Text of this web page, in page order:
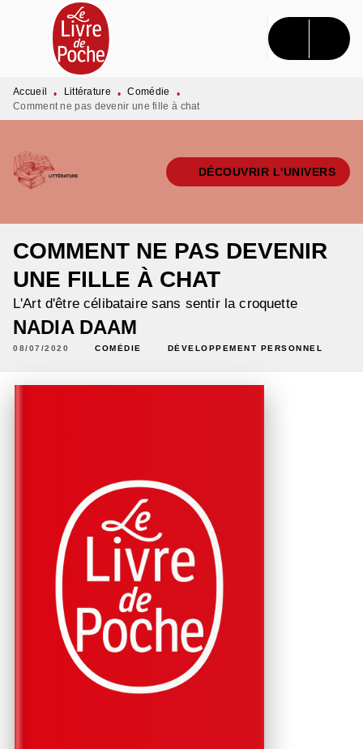
MENU RECHERCHE CONTENU
PIED DE PAGE
Accueil • Littérature • Comédie
•
Comment ne pas devenir une fille à chat
DÉCOUVRIR L'UNIVERS
COMMENT NE PAS DEVENIR
UNE FILLE À CHAT
L'Art d'être célibataire sans sentir la croquette
NADIA DAAM
08/07/2020 COMÉDIE DÉVELOPPEMENT PERSONNEL